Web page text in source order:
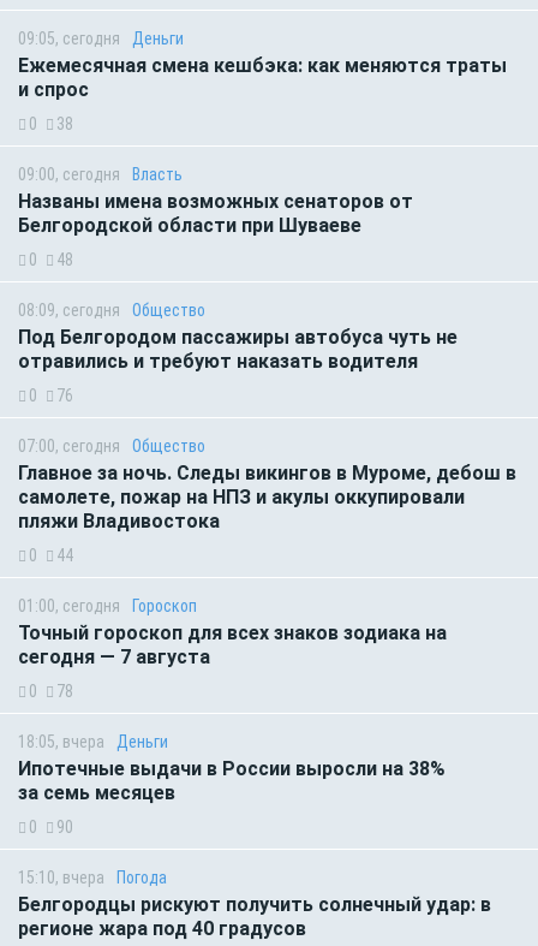
09:05, сегодня Деньги
Ежемесячная смена кешбэка: как меняются траты
и спрос
0 38
09:00, сегодня Власть
Названы имена возможных сенаторов от
Белгородской области при Шуваеве
0 48
08:09, сегодня Общество
Под Белгородом пассажиры автобуса чуть не
отравились и требуют наказать водителя
0 76
07:00, сегодня Общество
Главное за ночь. Следы викингов в Муроме, дебош в
самолете, пожар на НПЗ и акулы оккупировали
пляжи Владивостока
0 44
01:00, сегодня Гороскоп
Точный гороскоп для всех знаков зодиака на
сегодня — 7 августа
0 78
18:05, вчера Деньги
Ипотечные выдачи в России выросли на 38%
за семь месяцев
0 90
15:10, вчера Погода
Белгородцы рискуют получить солнечный удар: в
регионе жара под 40 градусов